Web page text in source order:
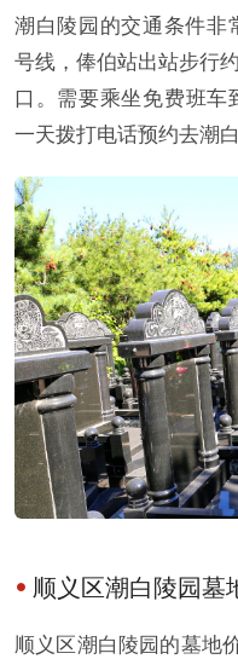
潮白陵园的交通条件非
号线，俸伯站出站步行
口。需要乘坐免费班车
一天拨打电话预约去潮
顺义区潮白陵园墓
顺义区潮白陵园的墓地